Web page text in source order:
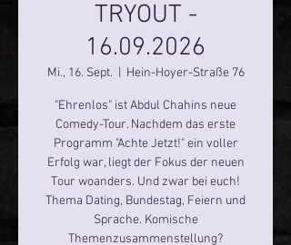
TRYOUT -
16.09.2026
Mi., 16. Sept. Hein-Hoyer-Straße 76
"Ehrenlos" ist Abdul Chahins neue
Comedy-Tour. Nachdem das erste
Programm "Achte Jetzt!" ein voller
Erfolg war, liegt der Fokus der neuen
Tour woanders. Und zwar bei euch!
Thema Dating, Bundestag, Feiern und
Sprache. Komische
Themenzusammenstellung?